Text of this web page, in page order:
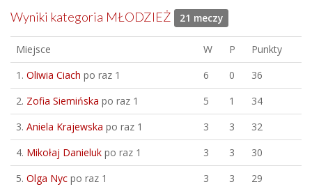
Wyniki kategoria MŁODZIEŻ 21 meczy
Miejsce W P
Punkty
1. Oliwia Ciach po raz 1 6 0
36
2. Zofia Siemińska po raz 1 5 1
34
3. Aniela Krajewska po raz 1 3 3
32
4. Mikołaj Danieluk po raz 1 3 3
30
5. Olga Nyc po raz 1 3 3
29